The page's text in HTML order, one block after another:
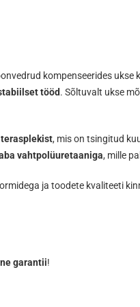
kompenseerides ukse
tööd. Sõltuvalt ukse
terasplekist, mis on tsingitud
vahtpolüuretaaniga, mille
ja toodete kvaliteeti
garantii!